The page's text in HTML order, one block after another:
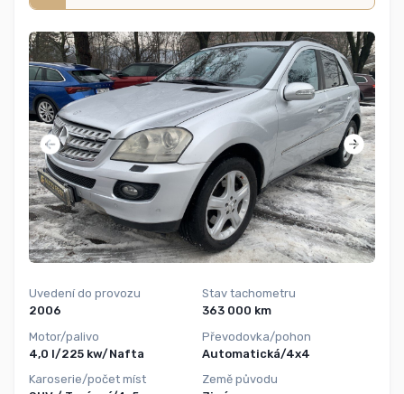
Uvedení do provozu
2006
Motor/palivo
4,0 l/225 kw/Nafta
Karoserie/počet míst
Stav tachometru
363 000 km
Převodovka/pohon
Automatická/4x4
Země původu